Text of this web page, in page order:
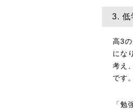
3. 低
高3
にな
考え
です
「